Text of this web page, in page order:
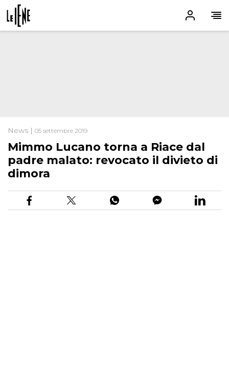
News | 05 settembre 2019
Mimmo Lucano torna a Riace dal
padre malato: revocato il divieto di
dimora